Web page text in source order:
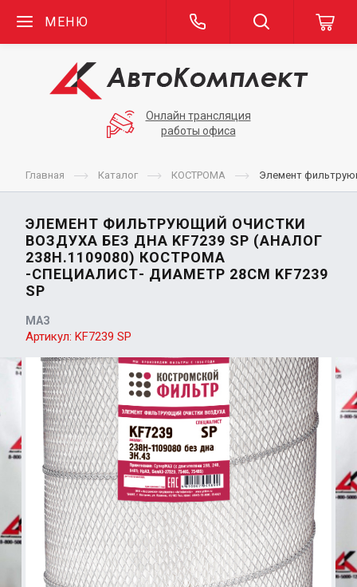
МЕНЮ
Онлайн трансляция
работы офиса
Главная Каталог КОСТРОМА Элемент
ЭЛЕМЕНТ ФИЛЬТРУЮЩИЙ ОЧИСТКИ
ВОЗДУХА БЕЗ ДНА KF7239 SP (АНАЛОГ
238Н.1109080) КОСТРОМА
-СПЕЦИАЛИСТ- ДИАМЕТР 28СМ KF7239
SP
МАЗ
Артикул: KF7239 SP